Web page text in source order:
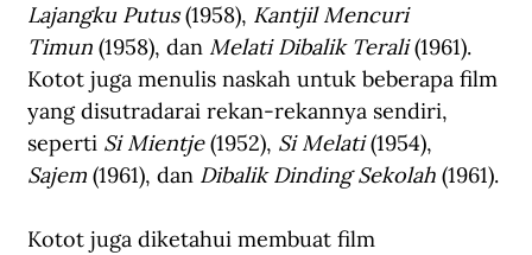
Lajangku Putus (1958), Kantjil Mencuri
Timun (1958), dan Melati Dibalik Terali (1961).
Kotot juga menulis naskah untuk beberapa film
yang disutradarai rekan-rekannya sendiri,
seperti Si Mientje (1952), Si Melati (1954),
Sajem (1961), dan Dibalik Dinding Sekolah (1961).
Kotot juga diketahui membuat film